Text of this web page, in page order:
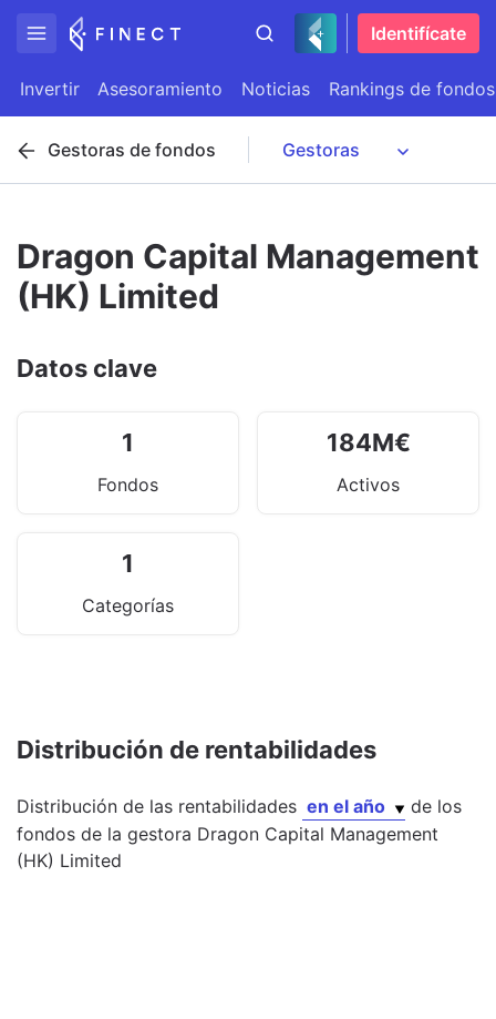
Identifícate
Invertir Asesoramiento Noticias Rankings de fondos
Gestoras de fondos
Dragon Capital Management
(HK) Limited
Datos clave
1
Fondos
184M€
Activos
1
Categorías
Distribución de rentabilidades
Distribución de las rentabilidades en el año
de los
fondos de la gestora Dragon Capital Management
(HK) Limited